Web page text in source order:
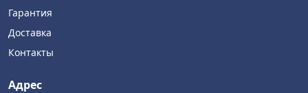
Гарантия
Доставка
Контакты
Адрес